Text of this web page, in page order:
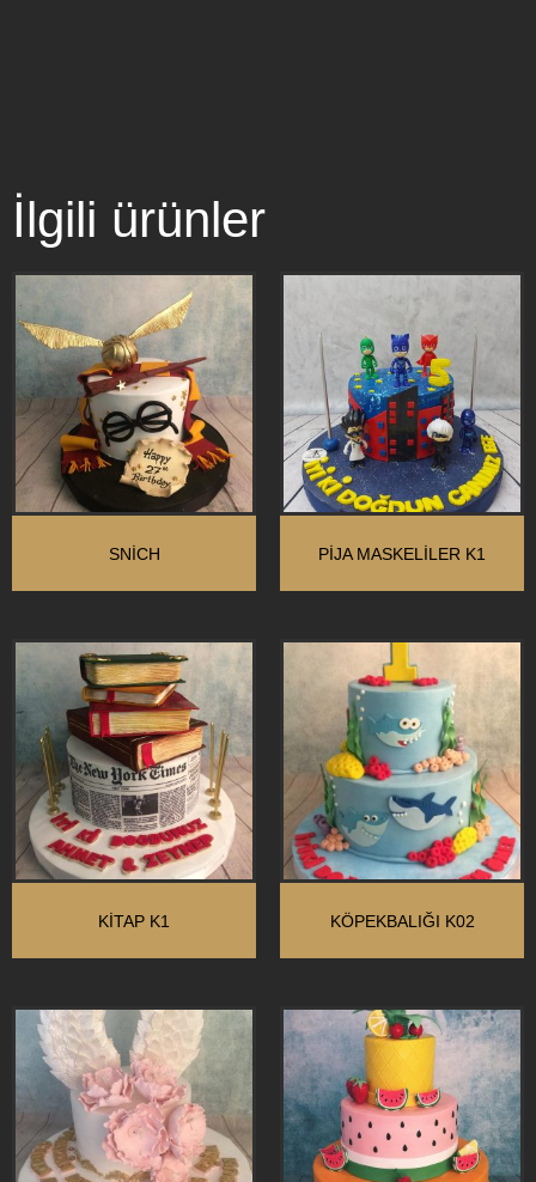
İlgili ürünler
SNİCH PİJA MASKELİLER K1
KİTAP K1 KÖPEKBALIĞI K02